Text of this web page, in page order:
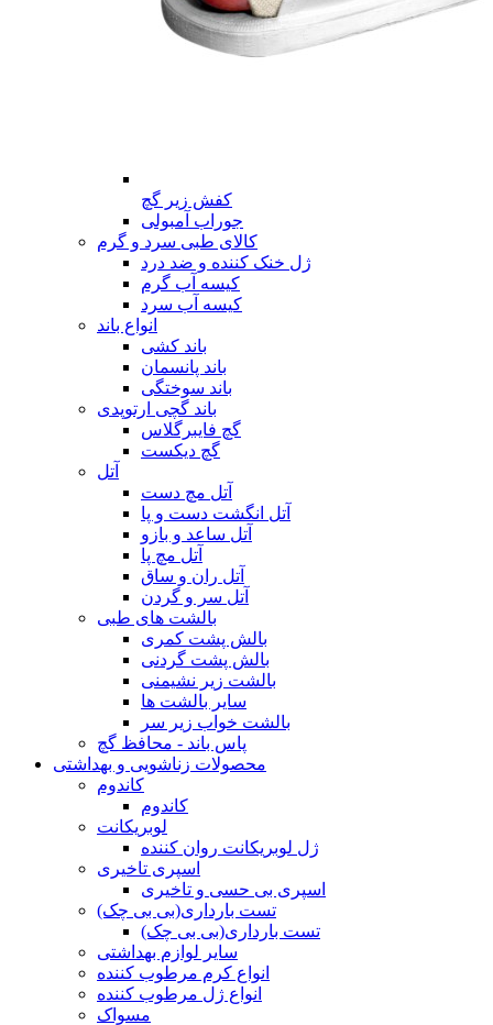
کفش زیر گچ
جوراب آمبولی
کالای طبی سرد و گرم
ژل خنک کننده و ضد درد
کیسه آب گرم
کیسه آب سرد
انواع باند
باند کشی
باند پانسمان
باند سوختگی
باند گچی ارتوپدی
گچ فایبرگلاس
گچ دیکست
آتل
آتل مچ دست
آتل انگشت دست و پا
آتل ساعد و بازو
آتل مچ پا
آتل ران و ساق
آتل سر و گردن
بالشت های طبی
بالش پشت کمری
بالش پشت گردنی
بالشت زیر نشیمنی
سایر بالشت ها
بالشت خواب زیر سر
پاس باند - محافظ گچ
محصولات زناشویی و بهداشتی
کاندوم
کاندوم
لوبریکانت
ژل لوبریکانت روان کننده
اسپری تاخیری
اسپری بی حسی و تاخیری
تست بارداری(بی بی چک)
تست بارداری(بی بی چک)
سایر لوازم بهداشتی
انواع کرم مرطوب کننده
انواع ژل مرطوب کننده
مسواک